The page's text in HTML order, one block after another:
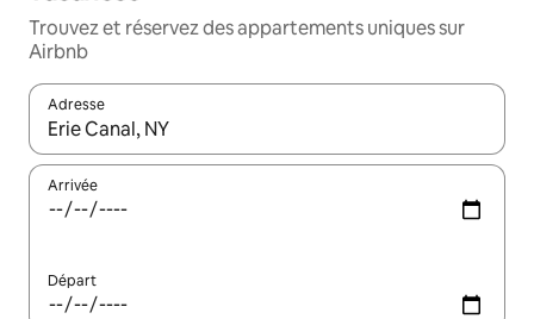
Trouvez et réservez des appartements uniques sur
Airbnb
Adresse
Lorsque les résultats s'affichent, utilisez les flèches vers le
Arrivée
Départ